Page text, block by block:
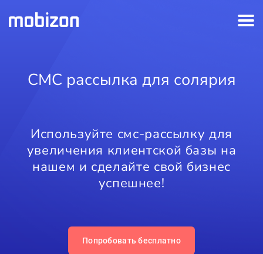
СМС рассылка для солярия
Используйте смс-рассылку для
увеличения клиентской базы на
нашем и сделайте свой бизнес
успешнее!
Попробовать бесплатно